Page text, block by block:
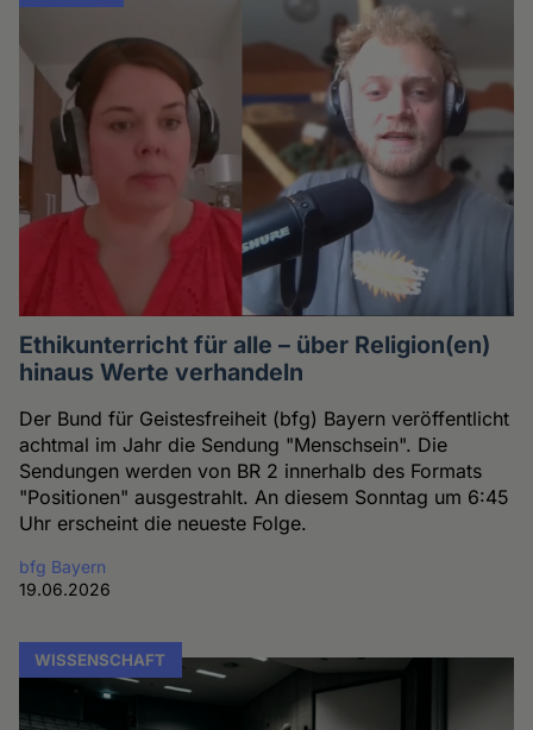
Ethikunterricht für alle – über Religion(en)
hinaus Werte verhandeln
Der Bund für Geistesfreiheit (bfg) Bayern veröffentlicht
achtmal im Jahr die Sendung "Menschsein". Die
Sendungen werden von BR 2 innerhalb des Formats
"Positionen" ausgestrahlt. An diesem Sonntag um 6:45
Uhr erscheint die neueste Folge.
bfg Bayern
19.06.2026
WISSENSCHAFT